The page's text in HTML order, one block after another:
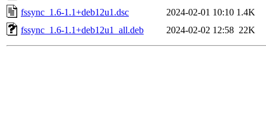
fssync_1.6-1.1+deb12u1.dsc
2024-02-01 10:10 1.4K
fssync_1.6-1.1+deb12u1_all.deb
2024-02-02 12:58 22K